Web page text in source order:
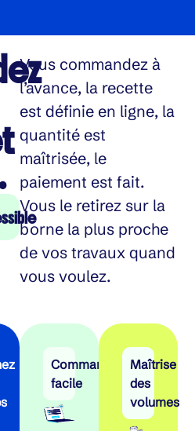
Vous commandez à
l’avance, la recette
est définie en ligne, la
quantité est
maîtrisée, le
paiement est fait.
Vous le retirez sur la
borne la plus proche
de vos travaux quand
vous voulez.
Commande
facile
Maîtrise
des
volumes